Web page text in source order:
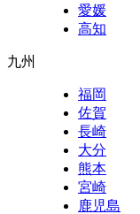
愛媛
高知
九州
福岡
佐賀
長崎
大分
熊本
宮崎
鹿児島